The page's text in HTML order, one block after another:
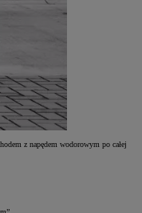
z napędem wodorowym po całej